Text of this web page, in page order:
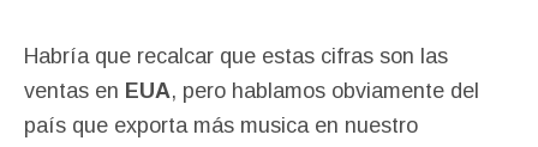
Habría que recalcar que estas cifras son las
ventas en EUA, pero hablamos obviamente del
país que exporta más musica en nuestro